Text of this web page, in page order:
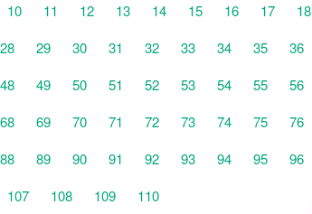
10 11 12 13 14 15 16 17 18
28 29 30 31 32 33 34 35 36
48 49 50 51 52 53 54 55 56
68 69 70 71 72 73 74 75 76
88 89 90 91 92 93 94 95 96
107 108 109
110